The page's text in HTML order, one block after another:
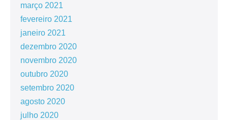
março 2021
fevereiro 2021
janeiro 2021
dezembro 2020
novembro 2020
outubro 2020
setembro 2020
agosto 2020
julho 2020